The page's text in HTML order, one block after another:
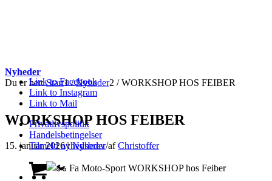
Link to Facebook
Link to Instagram
Link to Mail
Privatlivspolitik
Handelsbetingelser
Tilmeld nyhedsbrev
Nyheder
Du er her: Start1 / Nyheder2 / WORKSHOP HOS FEIBER
WORKSHOP HOS FEIBER
15. januar 2026/iNyheder/afChristoffer
Fa Moto-Sport WORKSHOP hos Feiber